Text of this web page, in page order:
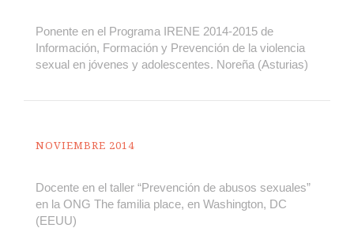
Ponente en el Programa IRENE 2014-2015 de
Información, Formación y Prevención de la violencia
sexual en jóvenes y adolescentes. Noreña (Asturias)
NOVIEMBRE 2014
Docente en el taller “Prevención de abusos sexuales”
en la ONG The familia place, en Washington, DC
(EEUU)